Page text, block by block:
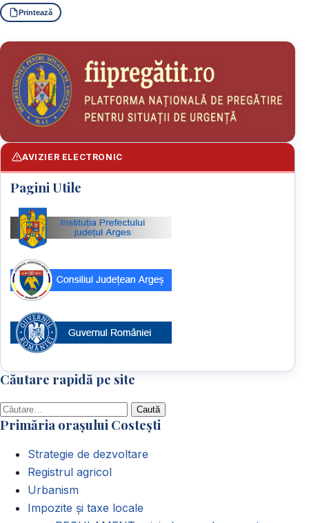
Printează
AVIZIER ELECTRONIC
Pagini Utile
Căutare rapidă pe site
Caută
după:
Primăria orașului Costești
Strategie de dezvoltare
Registrul agricol
Urbanism
Impozite și taxe locale